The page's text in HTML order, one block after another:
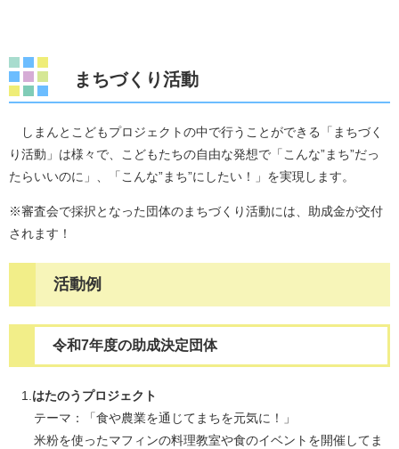
まちづくり活動
しまんとこどもプロジェクトの中で行うことができる「まちづく
り活動」は様々で、こどもたちの自由な発想で「こんな”まち”だっ
たらいいのに」、「こんな”まち”にしたい！」を実現します。
※審査会で採択となった団体のまちづくり活動には、助成金が交付
されます！
活動例
令和7年度の助成決定団体
1. はたのうプロジェクト
テーマ：「食や農業を通じてまちを元気に！」
米粉を使ったマフィンの料理教室や食のイベントを開催してま